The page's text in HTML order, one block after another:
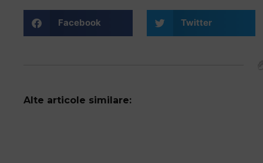
Facebook Twitter
Alte articole similare: